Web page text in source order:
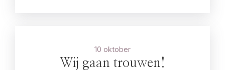
10 oktober
Wij gaan trouwen!